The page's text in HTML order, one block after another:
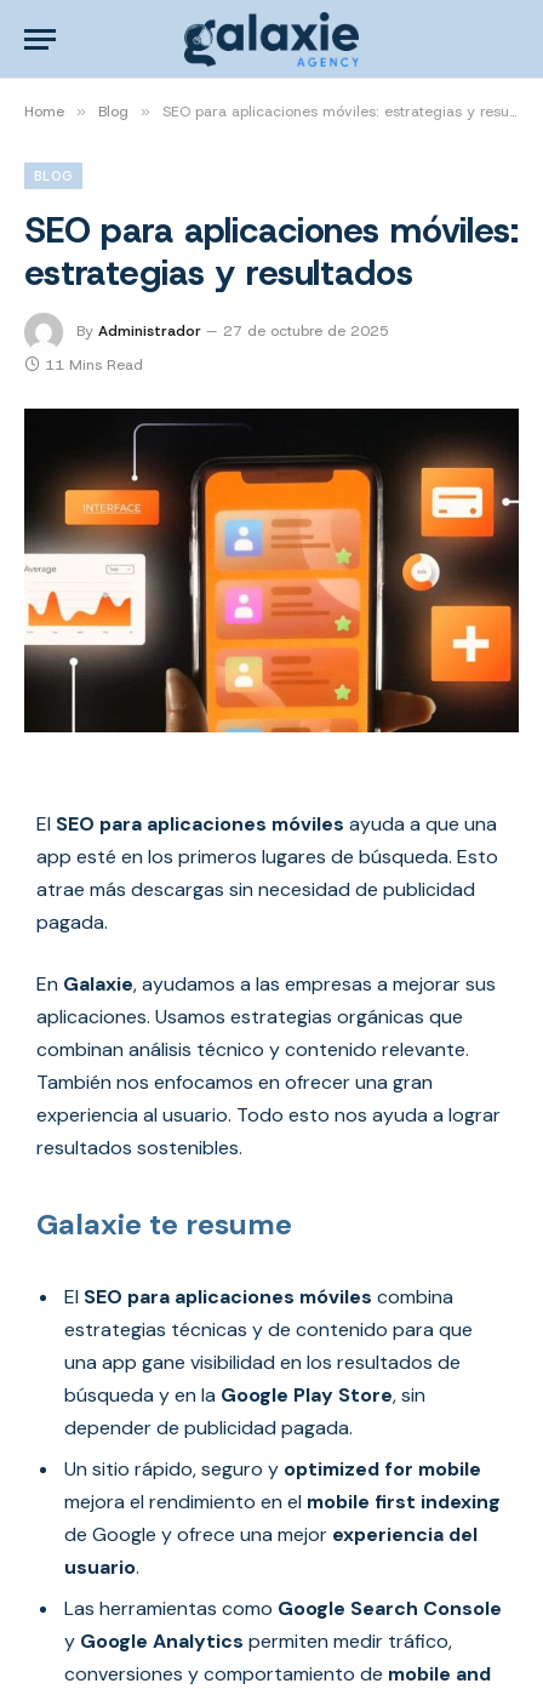
Home » Blog » SEO para aplicaciones móviles: estrategias y resultados
BLOG
SEO para aplicaciones móviles:
estrategias y resultados
By Administrador
27 de octubre de 2025
11 Mins Read
El SEO para aplicaciones móviles ayuda a que una
app esté en los primeros lugares de búsqueda. Esto
atrae más descargas sin necesidad de publicidad
pagada.
En Galaxie, ayudamos a las empresas a mejorar sus
aplicaciones. Usamos estrategias orgánicas que
combinan análisis técnico y contenido relevante.
También nos enfocamos en ofrecer una gran
experiencia al usuario. Todo esto nos ayuda a lograr
resultados sostenibles.
Galaxie te resume
El SEO para aplicaciones móviles combina
estrategias técnicas y de contenido para que
una app gane visibilidad en los resultados de
búsqueda y en la Google Play Store, sin
depender de publicidad pagada.
Un sitio rápido, seguro y optimized for mobile
mejora el rendimiento en el mobile first indexing
de Google y ofrece una mejor experiencia del
usuario.
Las herramientas como Google Search Console
y Google Analytics permiten medir tráfico,
conversiones y comportamiento de mobile and